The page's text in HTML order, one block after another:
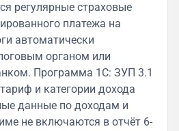
регулярные страховые
платежа на
автоматически
органом или
Программа 1С: ЗУП 3.1
и категории дохода
данные по доходам и
не включаются в отчёт 6-